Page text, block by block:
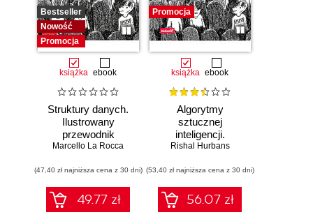
Bestseller
Nowość
Promocja
książka ebook
Struktury danych.
Ilustrowany
przewodnik
Marcello La Rocca
(47,40 zł najniższa cena z 30 dni)
49.77 zł
Promocja
książka ebook
Algorytmy
sztucznej
inteligencji.
Ilustrowany
Rishal Hurbans
(53,40 zł najniższa cena z 30 dni)
56.07 zł